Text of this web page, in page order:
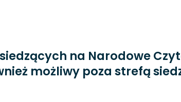
na Narodowe
możliwy poza strefą